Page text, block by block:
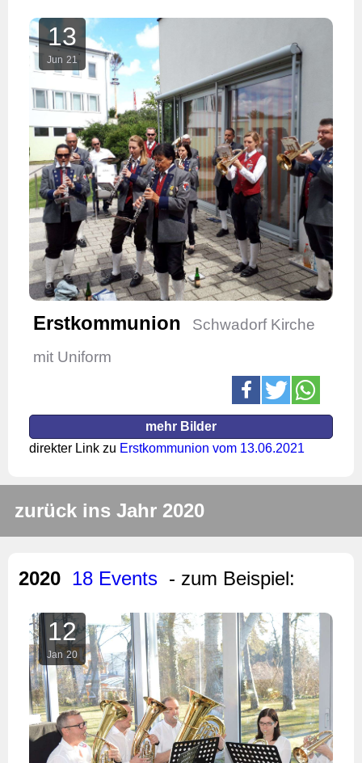
13
Jun 21
Erstkommunion
Schwadorf Kirche
mit Uniform
mehr Bilder
direkter Link zu Erstkommunion vom 13.06.2021
zurück ins Jahr 2020
2020 18 Events - zum Beispiel:
12
Jan 20